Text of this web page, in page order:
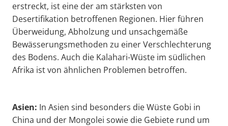
erstreckt, ist eine der am stärksten von
Desertifikation betroffenen Regionen. Hier führen
Überweidung, Abholzung und unsachgemäße
Bewässerungsmethoden zu einer Verschlechterung
des Bodens. Auch die Kalahari-Wüste im südlichen
Afrika ist von ähnlichen Problemen betroffen.
Asien: In Asien sind besonders die Wüste Gobi in
China und der Mongolei sowie die Gebiete rund um